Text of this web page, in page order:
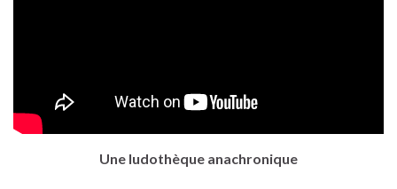
Une ludothèque anachronique